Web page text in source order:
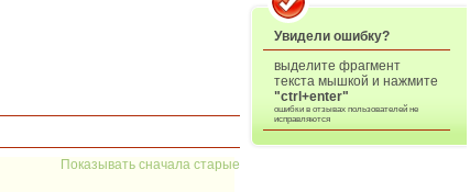
Показывать сначала старые
Увидели ошибку?
выделите фрагмент
текста мышкой и нажмите
"ctrl+enter"
ошибки в отзывах пользователей не
исправляются